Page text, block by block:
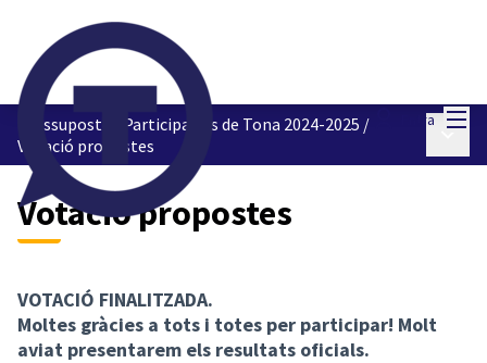
Entra
Pressupostos Participatius de Tona 2024-2025 /
Votació propostes
Votació propostes
VOTACIÓ FINALITZADA.
Moltes gràcies a tots i totes per participar! Molt
aviat presentarem els resultats oficials.